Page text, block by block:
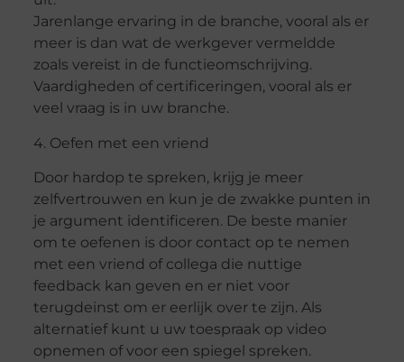
Jarenlange ervaring in de branche, vooral als er
meer is dan wat de werkgever vermeldde
zoals vereist in de functieomschrijving.
Vaardigheden of certificeringen, vooral als er
veel vraag is in uw branche.
4. Oefen met een vriend
Door hardop te spreken, krijg je meer
zelfvertrouwen en kun je de zwakke punten in
je argument identificeren. De beste manier
om te oefenen is door contact op te nemen
met een vriend of collega die nuttige
feedback kan geven en er niet voor
terugdeinst om er eerlijk over te zijn. Als
alternatief kunt u uw toespraak op video
opnemen of voor een spiegel spreken.